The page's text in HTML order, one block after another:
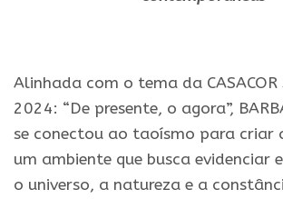
Alinhada com o tema da
2024: “De presente, o agora”,
se conectou ao taoísmo para criar
um ambiente que busca evidenciar
o universo, a natureza e a